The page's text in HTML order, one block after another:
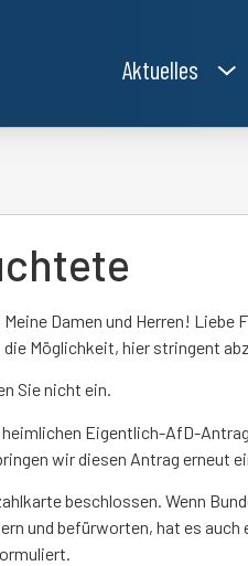
Aktuelles
Damen und Herren!
die Möglichkeit, hier stringent
Sie nicht ein.
Eigentlich-AfD-
wir diesen Antrag erneut
beschlossen. Wenn
und befürworten, hat es